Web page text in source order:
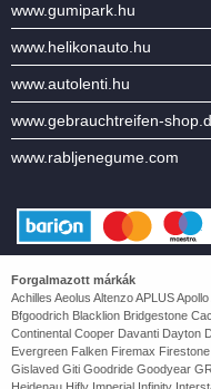
www.gumipark.hu
www.helikonauto.hu
www.autolenti.hu
www.gebrauchtreifen-
www.rabljenegume.com
Forgalmazott márkák
Achilles Aeolus Altenzo APLUS
Bfgoodrich Blacklion Bridgestone
Continental Cooper Davanti Dayton
Evergreen Falken Firemax
Gislaved Giti Goodride Goodyear